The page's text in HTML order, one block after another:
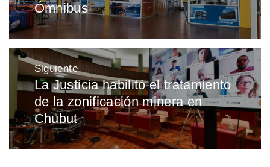
Ómnibus
Siguiente
Entrada
siguiente:
La Justicia habilitó el tratamiento
de la zonificación minera en
Chubut